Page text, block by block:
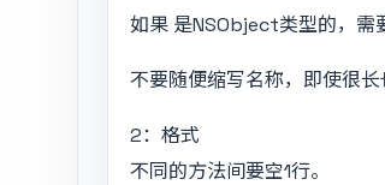
如果 是NSObject类型的，需
不要随便缩写名称，即使很长
2：格式
不同的方法间要空1行。